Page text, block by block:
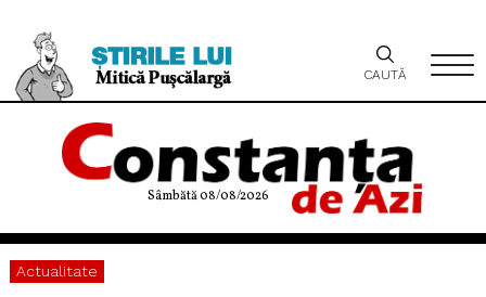
Sâmbătă 08/08/2026
CAUTĂ
Actualitate